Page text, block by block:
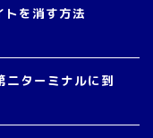
トを消す方法
ターミナルに到